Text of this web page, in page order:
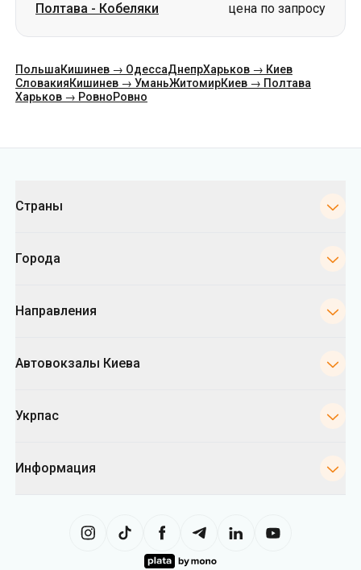
Полтава - Кобеляки цена по запросу
ПольшаКишинев → ОдессаДнепрХарьков → Киев
СловакияКишинев → УманьЖитомирКиев → Полтава
Харьков → РовноРовно
Страны
Города
Направления
Автовокзалы Киева
Укрпас
Информация